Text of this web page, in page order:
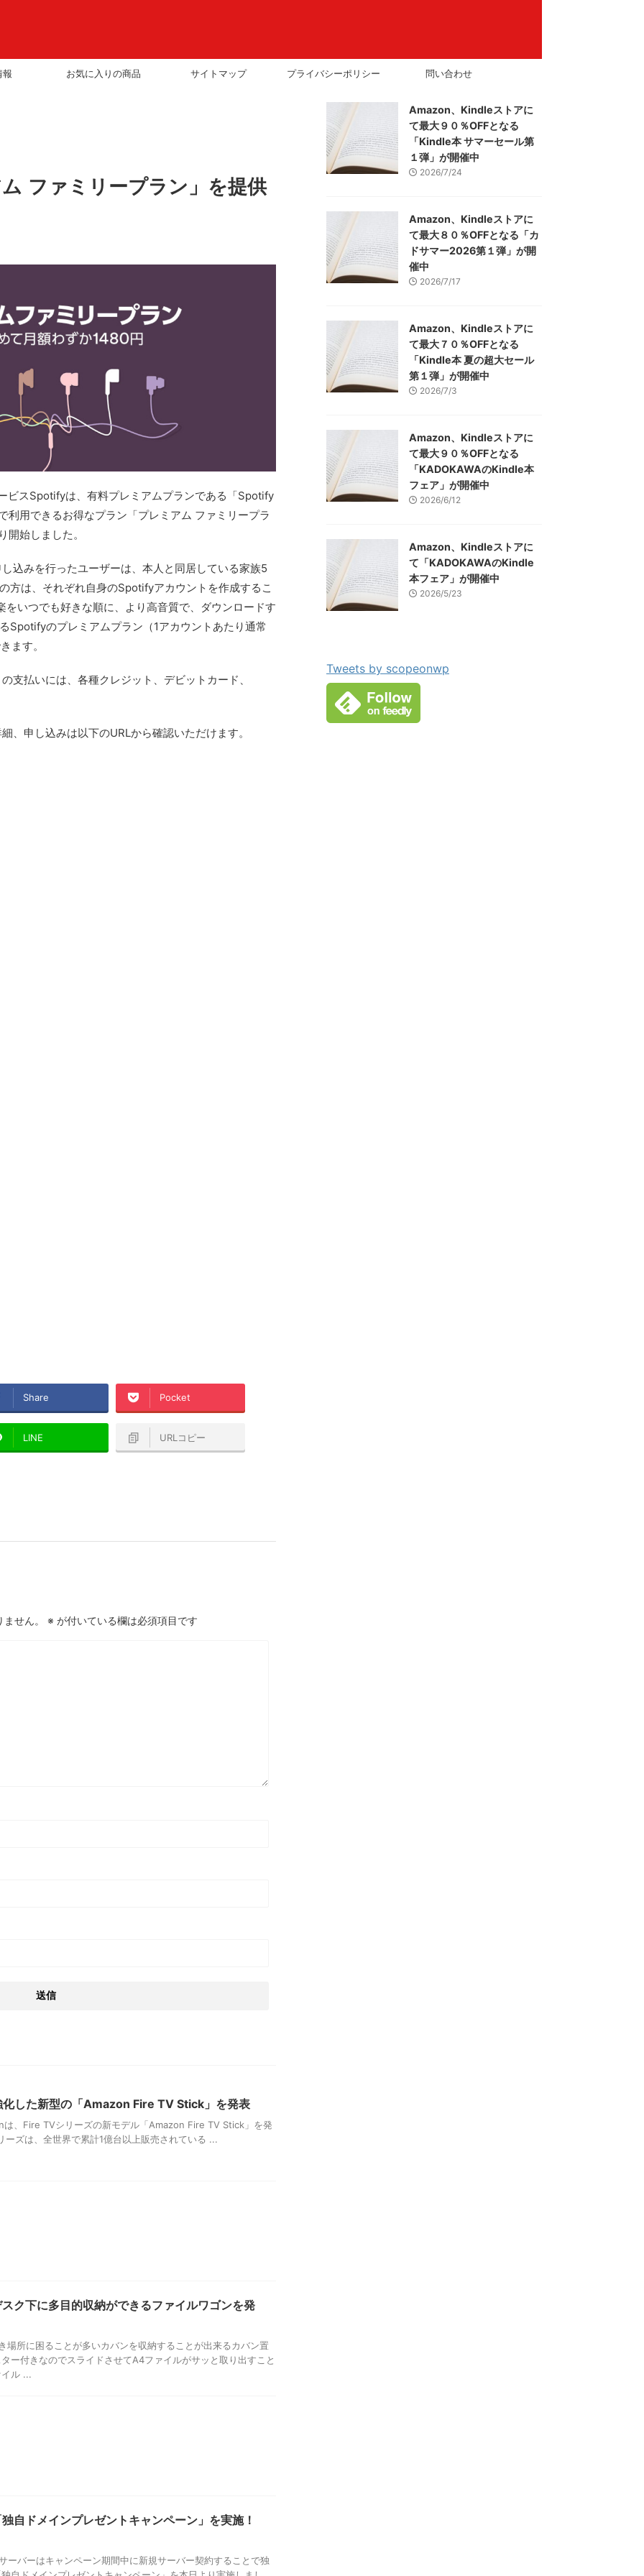
報 お気に入りの商品 サイトマップ プライバシーポリシー 問い合わせ
ファミリープラン」を提供
ビスSpotifyは、有料プレミアムプランである「Spotify
用できるお得なプラン「プレミアム ファミリープラ
開始しました。
込みを行ったユーザーは、本人と同居している家族5
方は、それぞれ自身のSpotifyアカウントを作成するこ
いつでも好きな順に、より高音質で、ダウンロードす
Spotifyのプレミアムプラン（1アカウントあたり通常
ます。
支払いには、各種クレジット、デビットカード、
、申し込みは以下のURLから確認いただけます。
Share Pocket
LINE URLコピー
せん。 ※ が付いている欄は必須項目です
した新型の「Amazon Fire TV Stick」を発表
、Fire TVシリーズの新モデル「Amazon Fire TV Stick」を発
ーズは、全世界で累計1億台以上販売されている ...
ク下に多目的収納ができるファイルワゴンを発
場所に困ることが多いカバンを収納することが出来るカバン置
ー付きなのでスライドさせてA4ファイルがサッと取り出すこと
ル ...
自ドメインプレゼントキャンペーン」を実施！
ーバーはキャンペーン期間中に新規サーバー契約することで独
Amazon、Kindleストアに
て最大９０％OFFとなる
「Kindle本 サマーセール第
１弾」が開催中
2026/7/24
Amazon、Kindleストアに
て最大８０％OFFとなる「カ
ドサマー2026第１弾」が開
催中
2026/7/17
Amazon、Kindleストアに
て最大７０％OFFとなる
「Kindle本 夏の超大セール
第１弾」が開催中
2026/7/3
Amazon、Kindleストアに
て最大９０％OFFとなる
「KADOKAWAのKindle本
フェア」が開催中
2026/6/12
Amazon、Kindleストアに
て「KADOKAWAのKindle
本フェア」が開催中
2026/5/23
Tweets by scopeonwp